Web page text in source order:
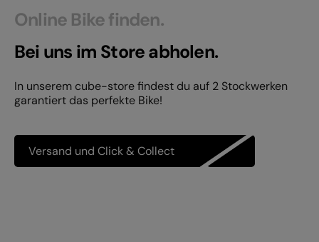
Online Bike finden.
Bei uns im Store abholen.
In unserem cube-store findest du auf 2 Stockwerken
garantiert das perfekte Bike!
Versand und Click & Collect